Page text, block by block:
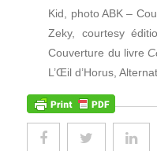
Kid, photo ABK –
Zeky, courtesy
Couverture du livre
L’Œil d’Horus,